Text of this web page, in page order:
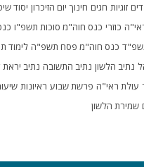
זוגיות חגים חינוך יום הזיכרון יסוד
כוזרי כנס חוה"מ סוכות תשפ"ו
כנס חוה"מ פסח תשפ"ה לימוד
נתיב הלשון נתיב התשובה נתיב יראת
עולת ראי"ה פרשת שבוע ראיונות
שמירת הלשון